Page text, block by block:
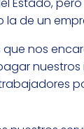
Estado,
de un
que nos
nuestros